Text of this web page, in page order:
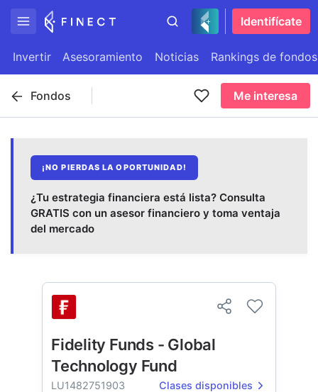
Identifícate
Invertir Asesoramiento Noticias Rankings de fondos
Fondos Me interesa
¡NO PIERDAS LA OPORTUNIDAD!
¿Tu estrategia financiera está lista? Consulta
GRATIS con un asesor financiero y toma ventaja
del mercado
Fidelity Funds - Global
Technology Fund
LU1482751903 Clases disponibles